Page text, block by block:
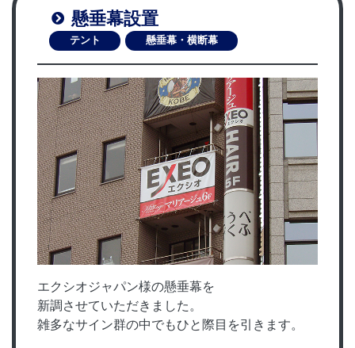
懸垂幕設置
テント 懸垂幕・横断幕
エクシオジャパン様の懸垂幕を
新調させていただきました。
雑多なサイン群の中でもひと際目を引きます。